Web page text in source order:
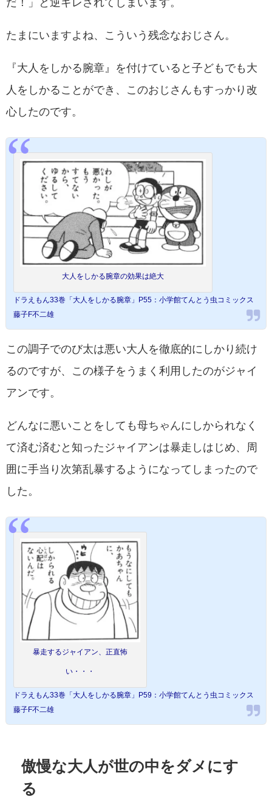
だ！」と逆ギレされてしまいます。
たまにいますよね、こういう残念なおじさん。
『大人をしかる腕章』を付けていると子どもでも大
人をしかることができ、このおじさんもすっかり改
心したのです。
大人をしかる腕章の効果は絶大
ドラえもん33巻「大人をしかる腕章」P55：小学館てんとう虫コミックス
藤子F不二雄
この調子でのび太は悪い大人を徹底的にしかり続け
るのですが、この様子をうまく利用したのがジャイ
アンです。
どんなに悪いことをしても母ちゃんにしかられなく
て済む済むと知ったジャイアンは暴走しはじめ、周
囲に手当り次第乱暴するようになってしまったので
した。
暴走するジャイアン、正直怖
い・・・
ドラえもん33巻「大人をしかる腕章」P59：小学館てんとう虫コミックス
藤子F不二雄
傲慢な大人が世の中をダメにす
る